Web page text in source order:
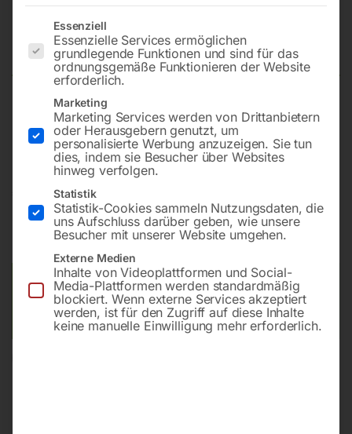
Kantenschleifmaschine KSO 150
F BASIC
Mit schwenkbarem Schleifaggregat, Schleifband-
Oszillation und Furnierkantenschleifeinrichtung
3.030,00
inkl. MwSt. zzgl.Versandkosten
Lieferzeit:ca. 5 - 10 Werktage
Versandkosten Standard (Österreich):€40,00
Bitte beachten Sie: Die Versandkosten gelten für Österreich.
Andere Länder können abweichen.
Es folgt eine Liste der Service-Gruppen, für die eine
Essenziell
Essenzielle Services ermöglichen
grundlegende Funktionen und sind für das
ordnungsgemäße Funktionieren der Website
erforderlich.
Marketing
Marketing Services werden von Drittanbietern
oder Herausgebern genutzt, um
personalisierte Werbung anzuzeigen. Sie tun
dies, indem sie Besucher über Websites
hinweg verfolgen.
Statistik
Statistik-Cookies sammeln Nutzungsdaten, die
uns Aufschluss darüber geben, wie unsere
Besucher mit unserer Website umgehen.
Externe Medien
Inhalte von Videoplattformen und Social-
Media-Plattformen werden standardmäßig
blockiert. Wenn externe Services akzeptiert
werden, ist für den Zugriff auf diese Inhalte
keine manuelle Einwilligung mehr erforderlich.